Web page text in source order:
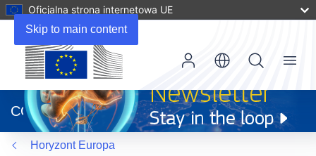
Skip to main content
Oficjalna strona internetowa UE
otworzy
się
w
nowym
CORDIS
Menu
Horyzont Europa